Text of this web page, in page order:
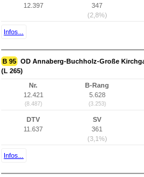
12.397
347
(2,8%)
Infos...
B 95 OD Annaberg-Buchholz-Große
(L 265)
Nr.
12.421
(8.487)
B-Rang
5.628
(3.253)
DTV
11.637
SV
361
(3,1%)
Infos...